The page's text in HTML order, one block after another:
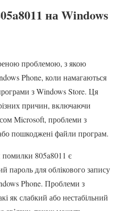
на Windows
проблемою, з якою
Phone, коли намагаються
з Windows Store. Ця
причин, включаючи
Microsoft, проблеми з
пошкоджені файли програм.
805a8011 є
пароль для облікового запису
Phone. Проблеми з
як слабкий або нестабільний